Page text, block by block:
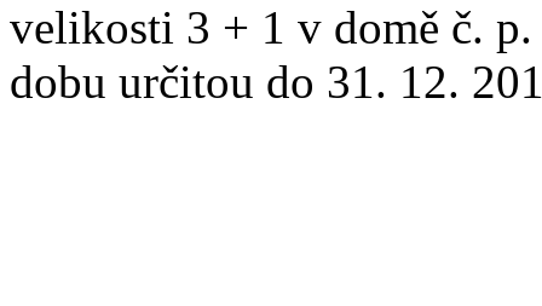
velikosti 3 + 1 v domě č. p.
dobu určitou do 31. 12.